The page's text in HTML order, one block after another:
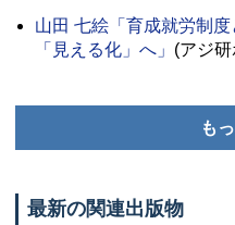
山田 七絵 「育成就労制
「見える化」へ」 (アジ
も
最新の関連出版物